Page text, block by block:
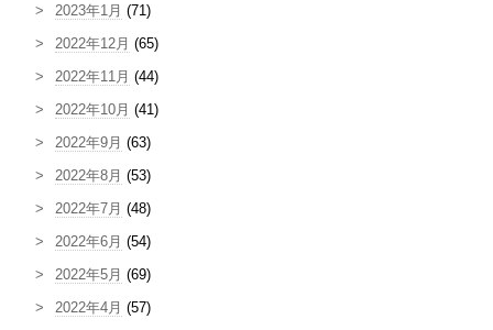
2023年1月 (71)
2022年12月 (65)
2022年11月 (44)
2022年10月 (41)
2022年9月 (63)
2022年8月 (53)
2022年7月 (48)
2022年6月 (54)
2022年5月 (69)
2022年4月 (57)